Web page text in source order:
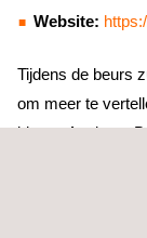
Website:
Tijdens de beurs
om meer te
binnen Applus+.